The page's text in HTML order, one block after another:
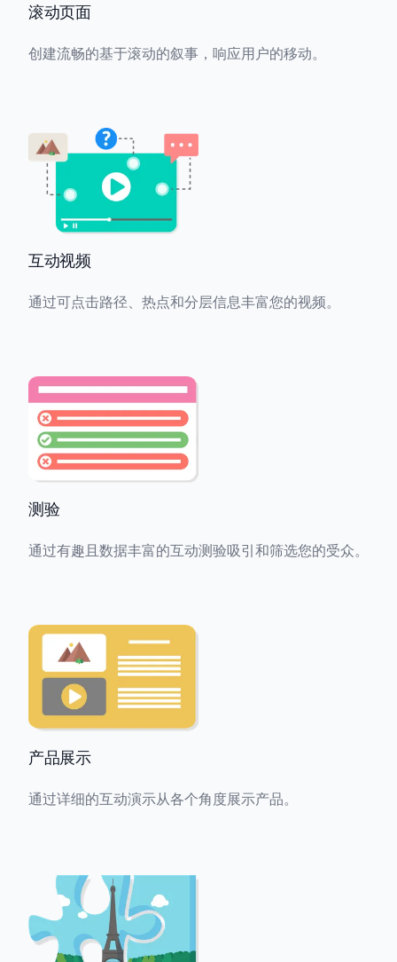
滚动页面
创建流畅的基于滚动的叙事，响应用户的移动。
互动视频
通过可点击路径、热点和分层信息丰富您的视频。
测验
通过有趣且数据丰富的互动测验吸引和筛选您的受众。
产品展示
通过详细的互动演示从各个角度展示产品。